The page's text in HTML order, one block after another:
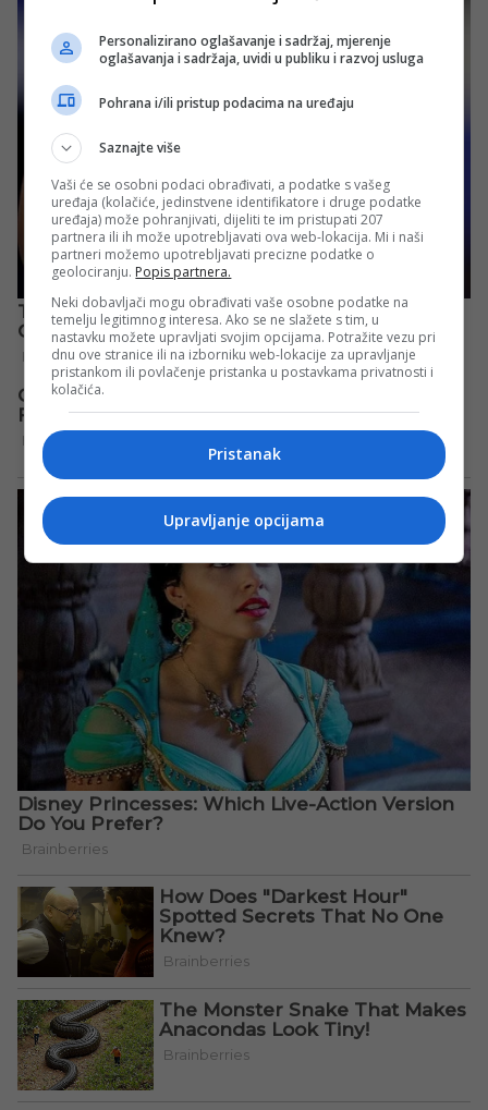
Personalizirano oglašavanje i sadržaj, mjerenje
oglašavanja i sadržaja, uvidi u publiku i razvoj usluga
Pohrana i/ili pristup podacima na uređaju
Saznajte više
Vaši će se osobni podaci obrađivati, a podatke s vašeg
uređaja (kolačiće, jedinstvene identifikatore i druge podatke
uređaja) može pohranjivati, dijeliti te im pristupati 207
partnera ili ih može upotrebljavati ova web-lokacija. Mi i naši
partneri možemo upotrebljavati precizne podatke o
geolociranju. Popis partnera.
Neki dobavljači mogu obrađivati vaše osobne podatke na
temelju legitimnog interesa. Ako se ne slažete s tim, u
nastavku možete upravljati svojim opcijama. Potražite vezu pri
dnu ove stranice ili na izborniku web-lokacije za upravljanje
pristankom ili povlačenje pristanka u postavkama privatnosti i
kolačića.
Pristanak
Upravljanje opcijama